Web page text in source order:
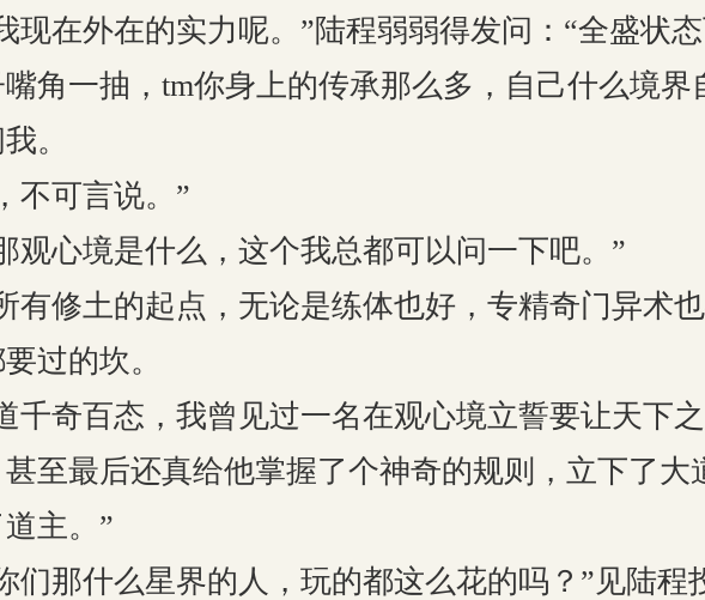
在外在的实力呢。”陆程弱弱得发问：“全盛状态
一抽，tm你身上的传承那么多，自己什么境界
。
可言说。”
心境是什么，这个我总都可以问一下吧。”
修土的起点，无论是练体也好，专精奇门异术也
过的坎。
奇百态，我曾见过一名在观心境立誓要让天下
至最后还真给他掌握了个神奇的规则，立下了大
主。”
那什么星界的人，玩的都这么花的吗？”见陆程